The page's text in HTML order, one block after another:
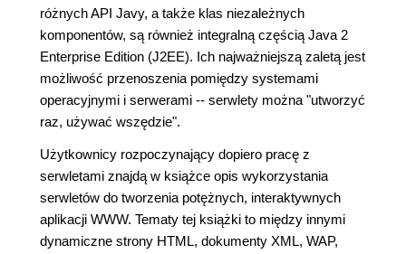
różnych API Javy, a także klas niezależnych
komponentów, są również integralną częścią Java 2
Enterprise Edition (J2EE). Ich najważniejszą zaletą jest
możliwość przenoszenia pomiędzy systemami
operacyjnymi i serwerami -- serwlety można "utworzyć
raz, używać wszędzie".
Użytkownicy rozpoczynający dopiero pracę z
serwletami znajdą w książce opis wykorzystania
serwletów do tworzenia potężnych, interaktywnych
aplikacji WWW. Tematy tej książki to między innymi
dynamiczne strony HTML, dokumenty XML, WAP,